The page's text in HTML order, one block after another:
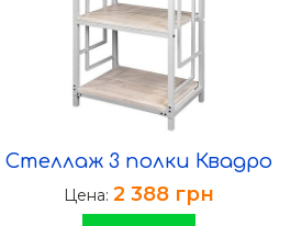
Стеллаж 3 полки Квадро
Цена: 2 388 грн